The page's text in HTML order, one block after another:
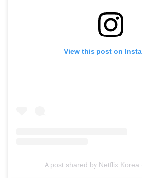
View this post on
A post shared by Netflix Korea